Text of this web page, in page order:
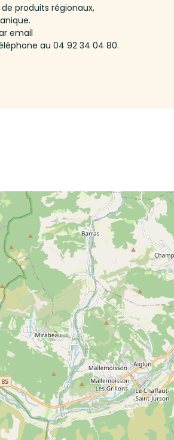
produits régionaux,
email
au 04 92 34 04 80.